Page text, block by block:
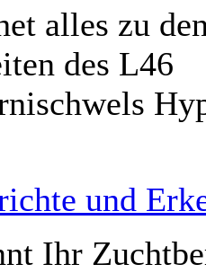
alles zu
des L46
und
Ihr